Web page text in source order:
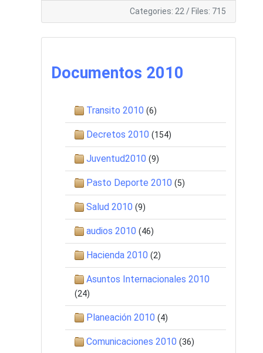
Categories: 22 / Files: 715
Documentos 2010
Transito 2010 (6)
Decretos 2010 (154)
Juventud2010 (9)
Pasto Deporte 2010 (5)
Salud 2010 (9)
audios 2010 (46)
Hacienda 2010 (2)
Asuntos Internacionales 2010
(24)
Planeación 2010 (4)
Comunicaciones 2010 (36)